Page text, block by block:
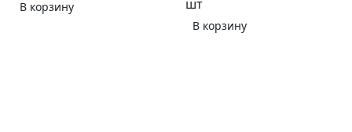
В корзину шт
В корзину